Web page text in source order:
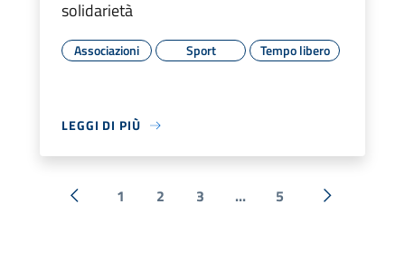
solidarietà
Associazioni Sport Tempo libero
LEGGI DI PIÙ
« Precedente
1 2 3 ... 5 Successiva